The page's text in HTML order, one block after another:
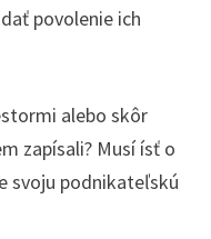
povolenie ich
alebo skôr
zapísali? Musí ísť o
svoju podnikateľskú